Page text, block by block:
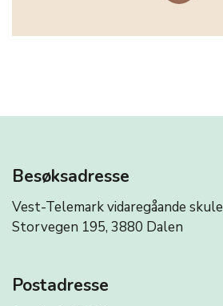
Besøksadresse
Vest-Telemark vidaregåande skule
Storvegen 195, 3880 Dalen
Postadresse